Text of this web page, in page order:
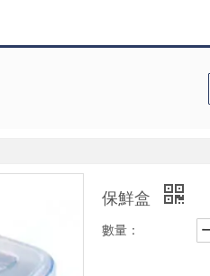
保鮮盒
數量：